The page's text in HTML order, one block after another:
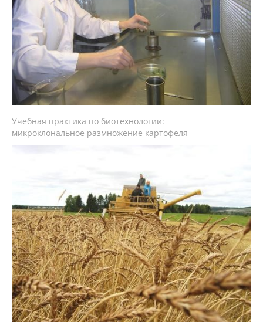
Предотвращение кризисных ситуаций
Ответственность за разжигание
межнациональной розни
Конкурсы и вакансии
Обратная связь
Банковские реквизиты
Наши услуги
Международная деятельность
Учебная практика по биотехнологии:
микроклональное размножение картофеля